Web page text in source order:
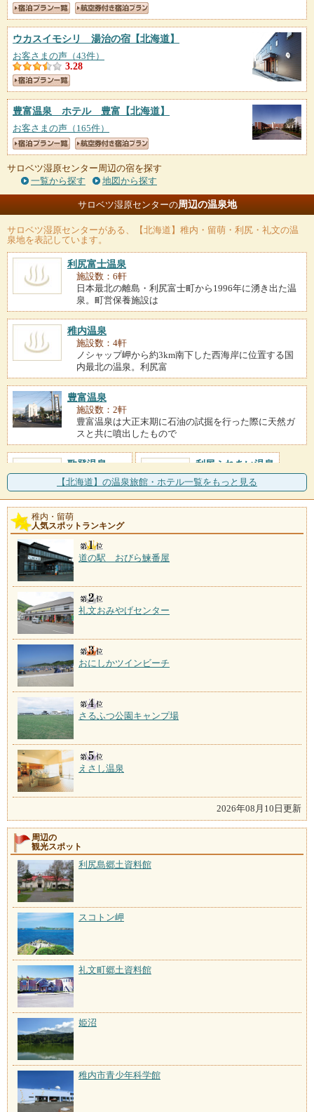
ウカスイモシリ 湯治の宿 【北海道】
お客さまの声（43件）
3.28
豊富温泉 ホテル 豊富 【北海道】
お客さまの声（165件）
サロベツ湿原センター周辺の宿を探す
一覧から探す
地図から探す
サロベツ湿原センターの周辺の温泉地
サロベツ湿原センターがある、【北海道】稚内・留萌・利尻・礼文の温
泉地を表記しています。
利尻富士温泉
施設数：6軒
日本最北の離島・利尻富士町から1996年に湧き出た温
泉。町営保養施設は
稚内温泉
施設数：4軒
ノシャップ岬から約3km南下した西海岸に位置する国
内最北の温泉。利尻富
豊富温泉
施設数：2軒
豊富温泉は大正末期に石油の試掘を行った際に天然ガ
スと共に噴出したもので
歌登温泉
施設数：2軒
利尻ふれあい温泉
施設数：2軒
【北海道】の温泉旅館・ホテル一覧をもっと見る
稚内・留萌
人気スポットランキング
道の駅 おびら鰊番屋
礼文おみやげセンター
おにしかツインビーチ
さるふつ公園キャンプ場
えさし温泉
2026年08月10日更新
周辺の
観光スポット
利尻島郷土資料館
スコトン岬
礼文町郷土資料館
姫沼
稚内市青少年科学館